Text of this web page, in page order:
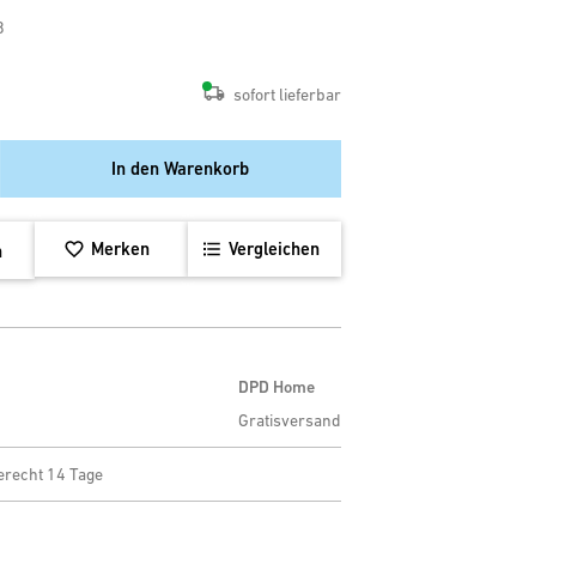
sofort lieferbar
In den Warenkorb
Merken Vergleichen
DPD Home
Gratisversand
14 Tage